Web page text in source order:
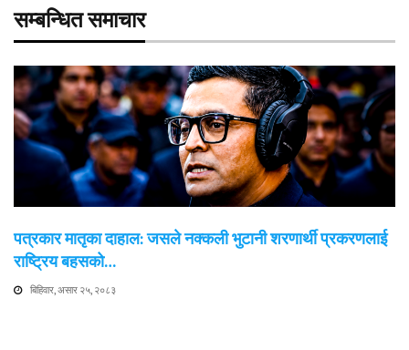
सम्बन्धित समाचार
पत्रकार मातृका दाहाल: जसले नक्कली भुटानी शरणार्थी प्रकरणलाई
राष्ट्रिय बहसको…
बिहिवार, असार २५, २०८३